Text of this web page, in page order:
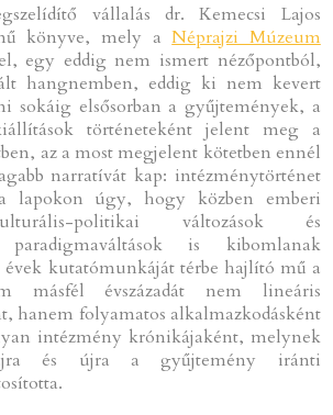
vállalás dr. Kemecsi Lajos
könyve, mely aNéprajzi Múzeum
egy eddig nem ismert nézőpontból,
hangnemben, eddig ki nem kevert
sokáig elsősorban a gyűjtemények, a
történeteként jelent meg a
az a most megjelent kötetben ennél
narratívát kap: intézménytörténet
lapokon úgy, hogy közben emberi
politikai változások és
paradigmaváltások is kibomlanak
kutatómunkáját térbe hajlító mű a
másfél évszázadát nem lineáris
hanem folyamatos alkalmazkodásként
intézmény krónikájaként, melynek
újra és újra a gyűjtemény iránti